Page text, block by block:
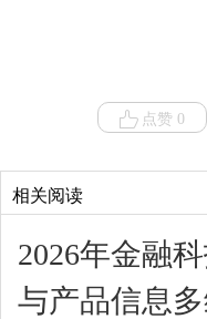
点赞 0
相关阅读
2026年金融
与产品信息